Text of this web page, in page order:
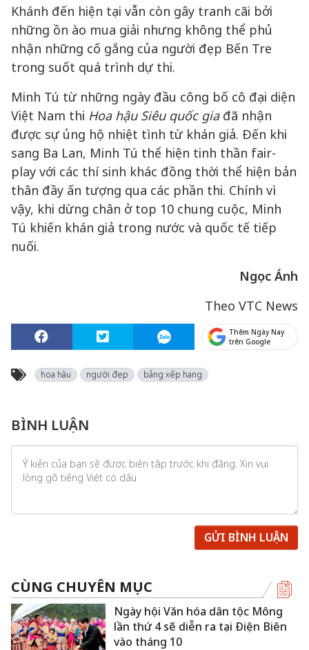
Khánh đến hiện tại vẫn còn gây tranh cãi bởi
những ồn ào mua giải nhưng không thể phủ
nhận những cố gắng của người đẹp Bến Tre
trong suốt quá trình dự thi.
Minh Tú từ những ngày đầu công bố cô đại diện
Việt Nam thi Hoa hậu Siêu quốc giađã nhận
được sự ủng hộ nhiệt tình từ khán giả. Đến khi
sang Ba Lan, Minh Tú thể hiện tinh thần fair-
play với các thí sinh khác đồng thời thể hiện bản
thân đầy ấn tượng qua các phần thi. Chính vì
vậy, khi dừng chân ở top 10 chung cuộc, Minh
Tú khiến khán giả trong nước và quốc tế tiếp
nuối.
Ngọc Ánh
Theo VTC News
Thêm Ngày Nay
trên Google
hoa hậu người đẹp bảng xếp hạng
BÌNH LUẬN
GỬI BÌNH LUẬN
CÙNG CHUYÊN MỤC
Ngày hội Văn hóa dân tộc Mông
lần thứ 4 sẽ diễn ra tại Điện Biên
vào tháng 10